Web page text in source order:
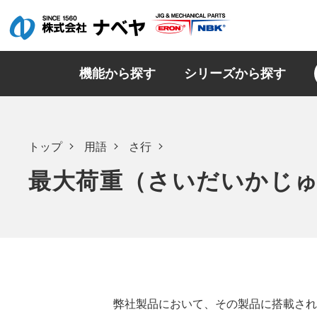
機能から探す シリーズから探す
トップ 用語 さ行
最大荷重（さいだいかじ
弊社製品において、その製品に搭載さ